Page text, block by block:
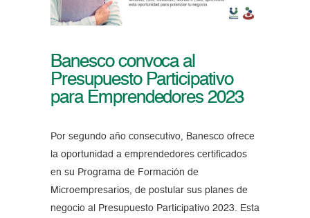
Banesco convoca al
Presupuesto Participativo
para Emprendedores 2023
Por segundo año consecutivo, Banesco ofrece
la oportunidad a emprendedores certificados
en su Programa de Formación de
Microempresarios, de postular sus planes de
negocio al Presupuesto Participativo 2023. Esta